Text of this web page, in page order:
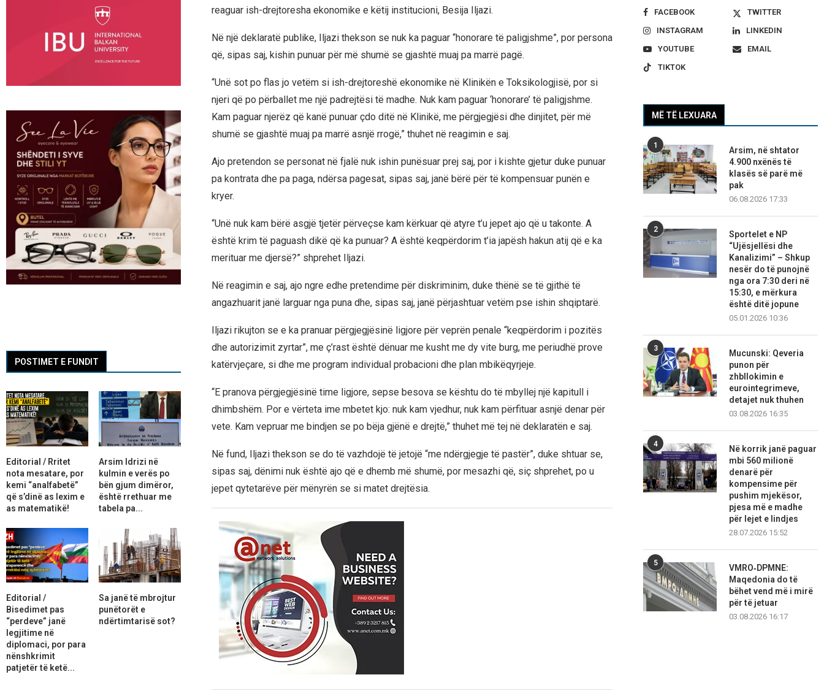
reaguar ish-drejtoresha ekonomike e këtij institucioni, Besija Iljazi.
Në një deklaratë publike, Iljazi thekson se nuk ka paguar “honorare të paligjshme”, por persona
që, sipas saj, kishin punuar për më shumë se gjashtë muaj pa marrë pagë.
“Unë sot po flas jo vetëm si ish-drejtoreshë ekonomike në Klinikën e Toksikologjisë, por si
njeri që po përballet me një padrejtësi të madhe. Nuk kam paguar ‘honorare’ të paligjshme.
Kam paguar njerëz që kanë punuar çdo ditë në Klinikë, me përgjegjësi dhe dinjitet, për më
shumë se gjashtë muaj pa marrë asnjë rrogë,” thuhet në reagimin e saj.
Ajo pretendon se personat në fjalë nuk ishin punësuar prej saj, por i kishte gjetur duke punuar
pa kontrata dhe pa paga, ndërsa pagesat, sipas saj, janë bërë për të kompensuar punën e
kryer.
“Unë nuk kam bërë asgjë tjetër përveçse kam kërkuar që atyre t’u jepet ajo që u takonte. A
është krim të paguash dikë që ka punuar? A është keqpërdorim t’ia japësh hakun atij që e ka
merituar me djersë?” shprehet Iljazi.
Në reagimin e saj, ajo ngre edhe pretendime për diskriminim, duke thënë se të gjithë të
angazhuarit janë larguar nga puna dhe, sipas saj, janë përjashtuar vetëm pse ishin shqiptarë.
Iljazi rikujton se e ka pranuar përgjegjësinë ligjore për veprën penale “keqpërdorim i pozitës
dhe autorizimit zyrtar”, me ç’rast është dënuar me kusht me dy vite burg, me periudhë prove
katërvjeçare, si dhe me program individual probacioni dhe plan mbikëqyrjeje.
“E pranova përgjegjësinë time ligjore, sepse besova se kështu do të mbyllej një kapitull i
dhimbshëm. Por e vërteta ime mbetet kjo: nuk kam vjedhur, nuk kam përfituar asnjë denar për
vete. Kam vepruar me bindjen se po bëja gjënë e drejtë,” thuhet më tej në deklaratën e saj.
Në fund, Iljazi thekson se do të vazhdojë të jetojë “me ndërgjegje të pastër”, duke shtuar se,
sipas saj, dënimi nuk është ajo që e dhemb më shumë, por mesazhi që, siç shprehet, po u
jepet qytetarëve për mënyrën se si matet drejtësia.
FACEBOOK
TWITTER
INSTAGRAM
LINKEDIN
YOUTUBE
EMAIL
TIKTOK
MË TË LEXUARA
1
Arsim, në shtator
4.900 nxënës të
klasës së parë më
pak
06.08.2026 17:33
2
Sportelet e NP
“Ujësjellësi dhe
Kanalizimi” – Shkup
nesër do të punojnë
nga ora 7:30 deri në
15:30, e mërkura
është ditë jopune
05.01.2026 10:36
3
Mucunski: Qeveria
punon për
zhbllokimin e
eurointegrimeve,
detajet nuk thuhen
03.08.2026 16:35
4
Në korrik janë paguar
mbi 560 milionë
denarë për
kompensime për
pushim mjekësor,
pjesa më e madhe
për lejet e lindjes
28.07.2026 15:52
5
VMRO‑DPMNE:
Maqedonia do të
bëhet vend më i mirë
për të jetuar
03.08.2026 16:17
POSTIMET E FUNDIT
Editorial / Rritet
nota mesatare, por
kemi “analfabetë”
që s’dinë as lexim e
as matematikë!
Arsim Idrizi në
kulmin e verës po
bën gjum dimëror,
është rrethuar me
tabela pa...
Editorial /
Bisedimet pas
“perdeve” janë
legjitime në
diplomaci, por para
nënshkrimit
patjetër të ketë...
Sa janë të mbrojtur
punëtorët e
ndërtimtarisë sot?